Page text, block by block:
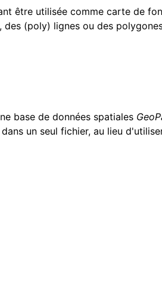
être utilisée comme carte de
(poly) lignes ou des
base de données spatiales
un seul fichier, au lieu